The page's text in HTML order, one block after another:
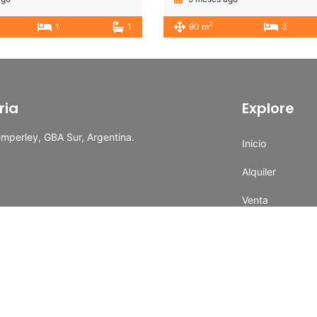
1 1 90 m2 3
GBA Sur, Argentina.
Explore
Inicio
Alquiler
Venta